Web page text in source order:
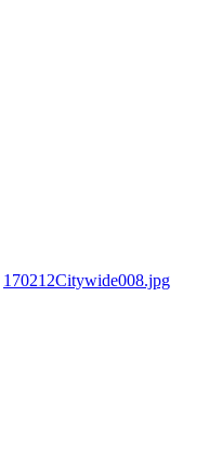
170212Citywide008.jpg